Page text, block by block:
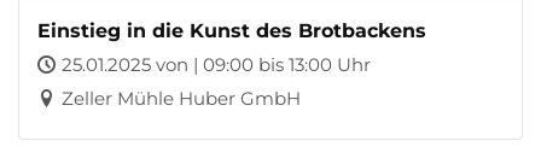
Einstieg in die Kunst des Brotbackens
25.01.2025 von | 09:00 bis 13:00 Uhr
Zeller Mühle Huber GmbH